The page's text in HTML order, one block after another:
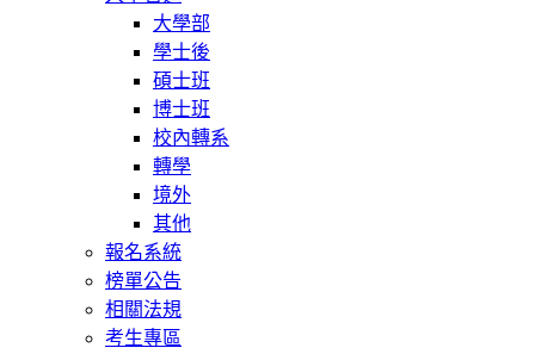
大學部
學士後
碩士班
博士班
校內轉系
轉學
境外
其他
報名系統
榜單公告
相關法規
考生專區